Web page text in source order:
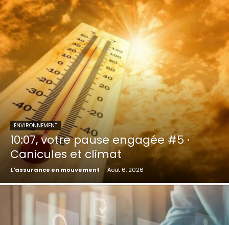
ENVIRONNEMENT
10:07, votre pause engagée #5 ·
Canicules et climat
L'assurance en mouvement - Août 6, 2026